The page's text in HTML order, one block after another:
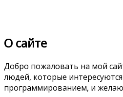
О сайте
Добро пожаловать на мой
людей, которые
программированием, и